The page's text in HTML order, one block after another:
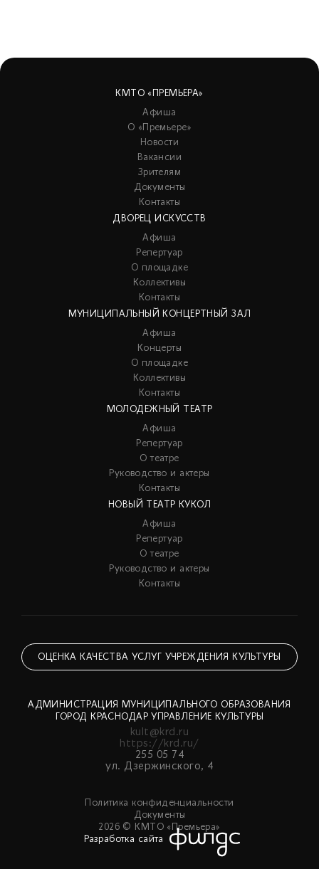
КМТО «ПРЕМЬЕРА»
Афиша
О «Премьере»
Новости
Вакансии
Зрителям
Документы
Контакты
ДВОРЕЦ ИСКУССТВ
Афиша
Репертуар
О площадке
Коллективы
Контакты
МУНИЦИПАЛЬНЫЙ КОНЦЕРТНЫЙ ЗАЛ
Афиша
Концерты
О площадке
Коллективы
Контакты
МОЛОДЕЖНЫЙ ТЕАТР
Афиша
Репертуар
О театре
Руководство и актеры
Контакты
НОВЫЙ ТЕАТР КУКОЛ
Афиша
Репертуар
О театре
Руководство и актеры
Контакты
ОЦЕНКА КАЧЕСТВА УСЛУГ УЧРЕЖДЕНИЯ КУЛЬТУРЫ
АДМИНИСТРАЦИЯ МУНИЦИПАЛЬНОГО ОБРАЗОВАНИЯ
ГОРОД КРАСНОДАР УПРАВЛЕНИЕ КУЛЬТУРЫ
kult@krd.ru
https://krd.ru/
255 05 74
ул. Дзержинского, 4
Политика конфиденциальности
Документы
2026 © КМТО «Премьера»
Разработка сайта